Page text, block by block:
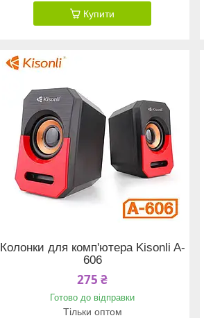
Купити
Колонки для комп'ютера Kisonli A-
606
275 ₴
Готово до відправки
Тільки оптом